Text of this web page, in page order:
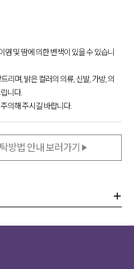
염 및 땀에 의한 변색이 있을 수 있습니
리며, 밝은 컬러의 의류, 신발, 가방, 의
니다.
의해 주시길 바랍니다.
방법 안내 보러가기